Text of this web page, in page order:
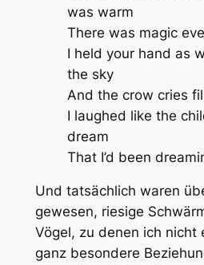
was warm
There was magic
I held your hand as
the sky
And the crow cries
I laughed like the
dream
That I’d been
Und tatsächlich waren
gewesen, riesige
Vögel, zu denen ich nicht
ganz besondere